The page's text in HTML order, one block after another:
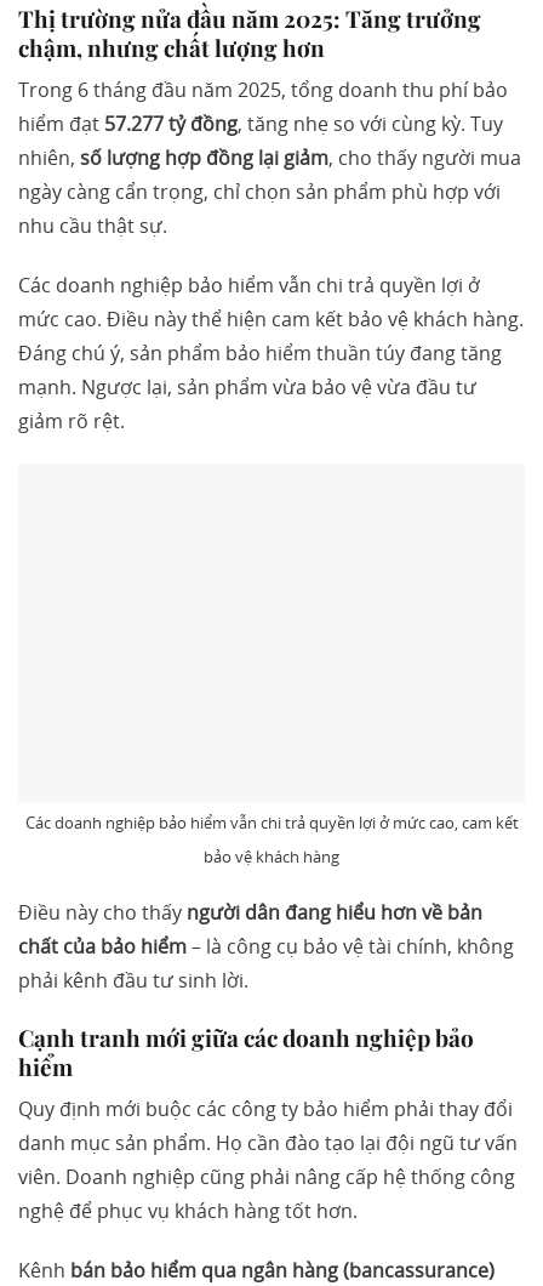
Thị trường nửa đầu năm 2025: Tăng trưởng
chậm, nhưng chất lượng hơn
Trong 6 tháng đầu năm 2025, tổng doanh thu phí bảo
hiểm đạt 57.277 tỷ đồng, tăng nhẹ so với cùng kỳ. Tuy
nhiên, số lượng hợp đồng lại giảm, cho thấy người mua
ngày càng cẩn trọng, chỉ chọn sản phẩm phù hợp với
nhu cầu thật sự.
Các doanh nghiệp bảo hiểm vẫn chi trả quyền lợi ở
mức cao. Điều này thể hiện cam kết bảo vệ khách hàng.
Đáng chú ý, sản phẩm bảo hiểm thuần túy đang tăng
mạnh. Ngược lại, sản phẩm vừa bảo vệ vừa đầu tư
giảm rõ rệt.
Các doanh nghiệp bảo hiểm vẫn chi trả quyền lợi ở mức cao, cam kết
bảo vệ khách hàng
Điều này cho thấy người dân đang hiểu hơn về bản
chất của bảo hiểm– là công cụ bảo vệ tài chính, không
phải kênh đầu tư sinh lời.
Cạnh tranh mới giữa các doanh nghiệp bảo
hiểm
Quy định mới buộc các công ty bảo hiểm phải thay đổi
danh mục sản phẩm. Họ cần đào tạo lại đội ngũ tư vấn
viên. Doanh nghiệp cũng phải nâng cấp hệ thống công
nghệ để phục vụ khách hàng tốt hơn.
Kênh bán bảo hiểm qua ngân hàng (bancassurance)